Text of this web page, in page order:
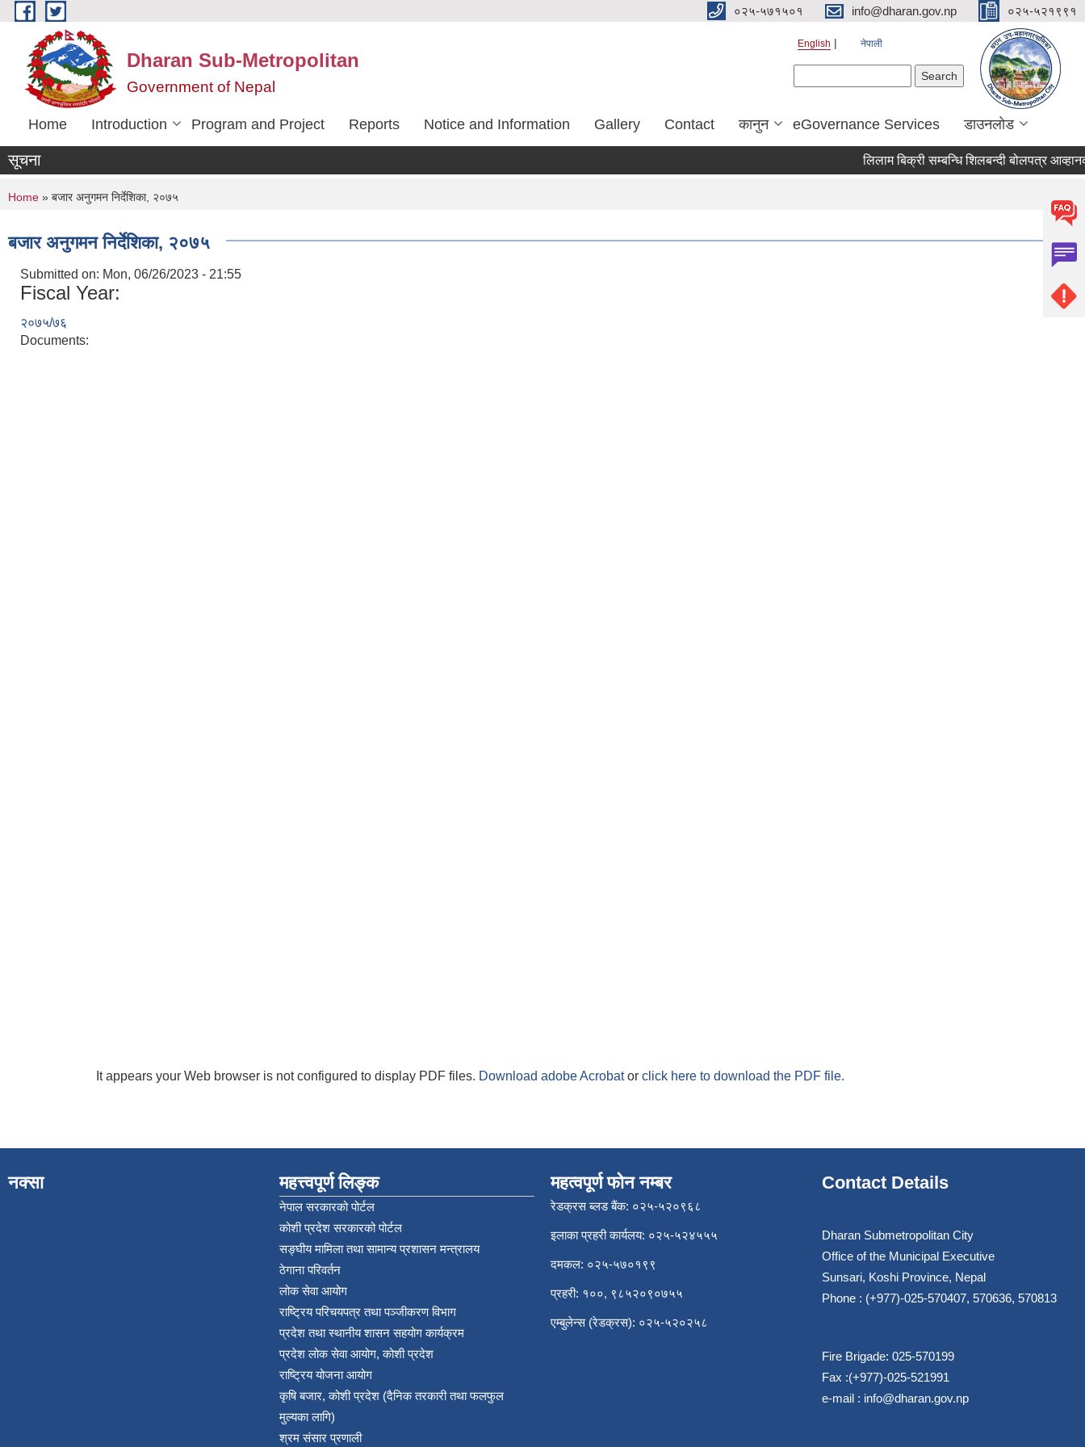
Skip to main content ०२५-५७१५०१ info@dharan.gov.np ०२५-५२१९९१
Dharan Sub-Metropolitan
Government of Nepal
English नेपाली
Home Introduction Program and Project Reports Notice and Information Gallery Contact कानुन eGovernance Services डाउनलोड
सूचना लिलाम बिक्री सम्बन्धि
You are here
Home » बजार अनुगमन निर्देशिका, २०७५
बजार अनुगमन निर्देशिका, २०७५
Submitted on: Mon, 06/26/2023 - 21:55
Fiscal Year:
२०७५/७६
Documents:
It appears your Web browser is not configured to display PDF files. Download adobe Acrobator click here to download the PDF file.
नक्सा महत्त्वपूर्ण लिङ्क
नेपाल सरकारको पोर्टल
कोशी प्रदेश सरकारको पोर्टल
सङ्‍घीय मामिला तथा सामान्य प्रशासन मन्त्रालय
ठेगाना परिवर्तन
लोक सेवा आयोग
राष्ट्रिय परिचयपत्र तथा पञ्‍जीकरण विभाग
प्रदेश तथा स्थानीय शासन सहयोग कार्यक्रम
प्रदेश लोक सेवा आयोग, कोशी प्रदेश
राष्ट्रिय योजना आयोग
कृषि बजार, कोशी प्रदेश (दैनिक तरकारी तथा फलफुल
मुल्यका लागि)
श्रम संसार प्रणाली
महत्वपूर्ण फोन नम्बर
रेडक्रस ब्लड बैंक: ०२५-५२०९६८
इलाका प्रहरी कार्यलय: ०२५-५२४५५५
दमकल: ०२५-५७०१९९
प्रहरी: १००, ९८५२०९०७५५
एम्बुलेन्स (रेडक्रस): ०२५-५२०२५८
Contact Details
Dharan Submetropolitan City
Office of the Municipal Executive
Sunsari, Koshi Province, Nepal
Phone : (+977)-025-570407, 570636, 570813
Fire Brigade: 025-570199
Fax :(+977)-025-521991
e-mail : info@dharan.gov.np